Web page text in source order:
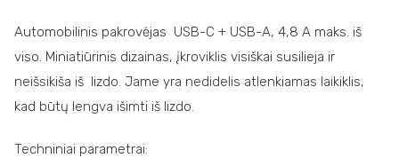
Automobilinis pakrovėjas USB-C + USB-A, 4,8 A maks. iš
viso. Miniatiūrinis dizainas, įkroviklis visiškai susilieja ir
neišsikiša iš lizdo. Jame yra nedidelis atlenkiamas laikiklis,
kad būtų lengva išimti iš lizdo.
Techniniai parametrai: